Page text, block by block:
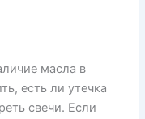
масла в
есть ли утечка
свечи. Если